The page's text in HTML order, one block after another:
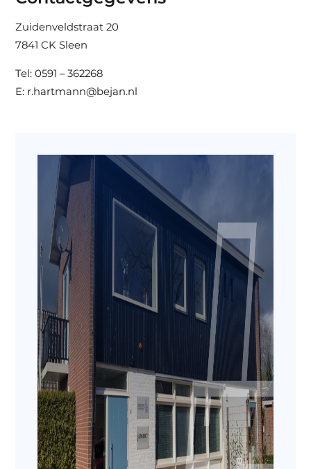
Zuidenveldstraat 20
7841 CK Sleen
Tel: 0591 – 362268
E: r.hartmann@bejan.nl